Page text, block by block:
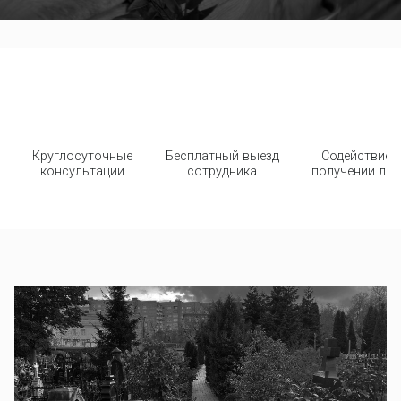
Круглосуточные
консультации
Бесплатный выезд
сотрудника
Содействие в
получении